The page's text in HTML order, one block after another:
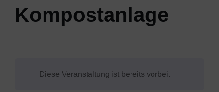
Kompostanlage
Diese Veranstaltung ist bereits vorbei.